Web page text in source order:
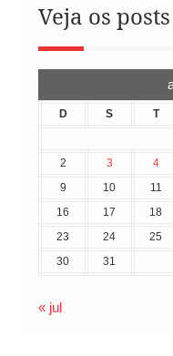
Veja os
D S T
2
3 4
9
10 11
16
17 18
23
24 25
30
31
« jul